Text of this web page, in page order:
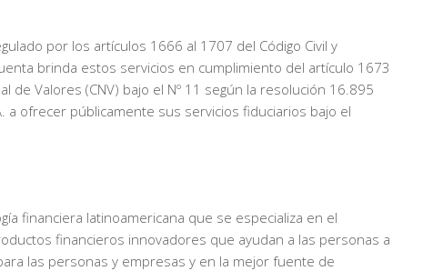
por los artículos 1666 al 1707 del Código Civil y
brinda estos servicios en cumplimiento del artículo 1673
de Valores (CNV) bajo el Nº 11 según la resolución 16.895
ofrecer públicamente sus servicios fiduciarios bajo el
financiera latinoamericana que se especializa en el
financieros innovadores que ayudan a las personas a
las personas y empresas y en la mejor fuente de